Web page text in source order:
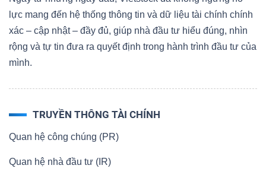
lực mang đến hệ thống thông tin và dữ liệu tài chính chính
xác – cập nhật – đầy đủ, giúp nhà đầu tư hiểu đúng, nhìn
rộng và tự tin đưa ra quyết định trong hành trình đầu tư của
mình.
TRUYỀN THÔNG TÀI CHÍNH
Quan hệ công chúng (PR)
Quan hệ nhà đầu tư (IR)
tạo
tài
chính